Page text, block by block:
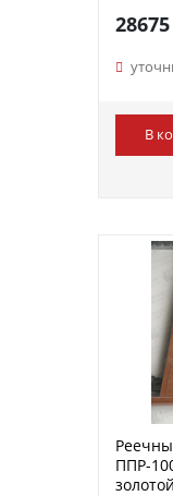
28675
В
ППР-